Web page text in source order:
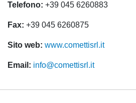
Telefono: +39 045 6260883
Fax: +39 045 6260875
Sito web: www.comettisrl.it
Email: info@comettisrl.it